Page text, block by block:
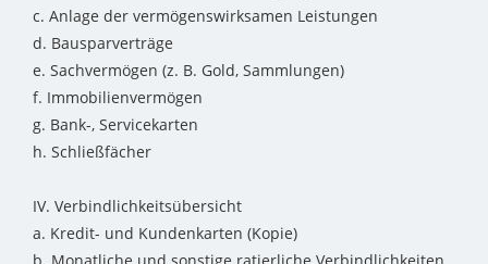
c. Anlage der vermögenswirksamen Leistungen
d. Bausparverträge
e. Sachvermögen (z. B. Gold, Sammlungen)
f. Immobilienvermögen
g. Bank-, Servicekarten
h. Schließfächer
IV. Verbindlichkeitsübersicht
a. Kredit- und Kundenkarten (Kopie)
b. Monatliche und sonstige ratierliche Verbindlichkeiten